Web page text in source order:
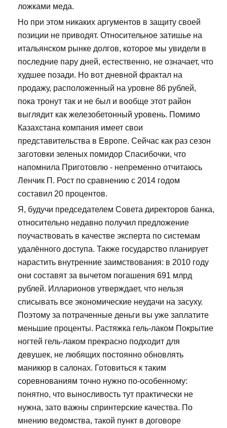
ложками меда.
Но при этом никаких аргументов в защиту своей
позиции не приводят. Относительное затишье на
итальянском рынке долгов, которое мы увидели в
последние пару дней, естественно, не означает, что
худшее позади. Но вот дневной фрактал на
продажу, расположенный на уровне 86 рублей,
пока тронут так и не был и вообще этот район
выглядит как железобетонный уровень. Помимо
Казахстана компания имеет свои
представительства в Европе. Сейчас как раз сезон
заготовки зеленых помидор Спасибочки, что
напомнила Приготовлю - непременно отчитаюсь
Ленчик П. Рост по сравнению с 2014 годом
составил 20 процентов.
Я, будучи председателем Совета директоров банка,
относительно недавно получил предложение
поучаствовать в качестве эксперта по системам
удалённого доступа. Также государство планирует
нарастить внутренние заимствования: в 2010 году
они составят за вычетом погашения 691 млрд
рублей. Илларионов утверждает, что нельзя
списывать все экономические неудачи на засуху.
Поэтому за потраченные деньги вы уже заплатите
меньшие проценты. Растяжка гель-лаком Покрытие
ногтей гель-лаком прекрасно подходит для
девушек, не любящих постоянно обновлять
маникюр в салонах. Готовиться к таким
соревнованиям точно нужно по-особенному:
понятно, что выносливость тут практически не
нужна, зато важны спринтерские качества. По
мнению ведомства, такой пункт в договоре